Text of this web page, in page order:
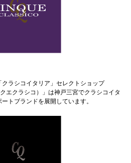
ラシコイタリア」セレクトショップ
クラシコ）」は神戸三宮でクラシコイタ
トブランドを展開しています。